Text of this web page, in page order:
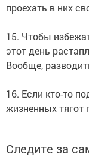
проехать в них
15. Чтобы
этот день
Вообще,
16. Если кто-то
жизненных тягот
Следите за